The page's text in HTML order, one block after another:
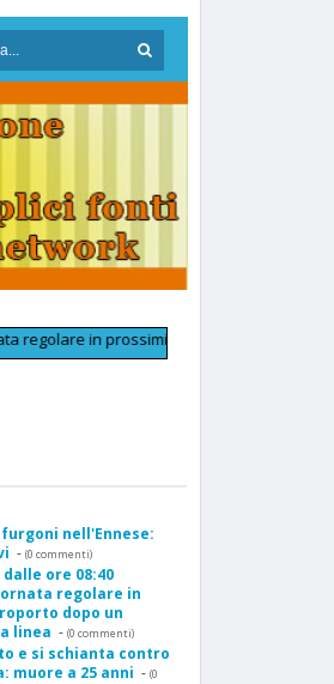
prossimità di Palermo Aeroporto dopo
nell'Ennese:
- (0 commenti)
ore 08:40
regolare in
dopo un
linea - (0 commenti)
e si schianta contro
muore a 25 anni - (0